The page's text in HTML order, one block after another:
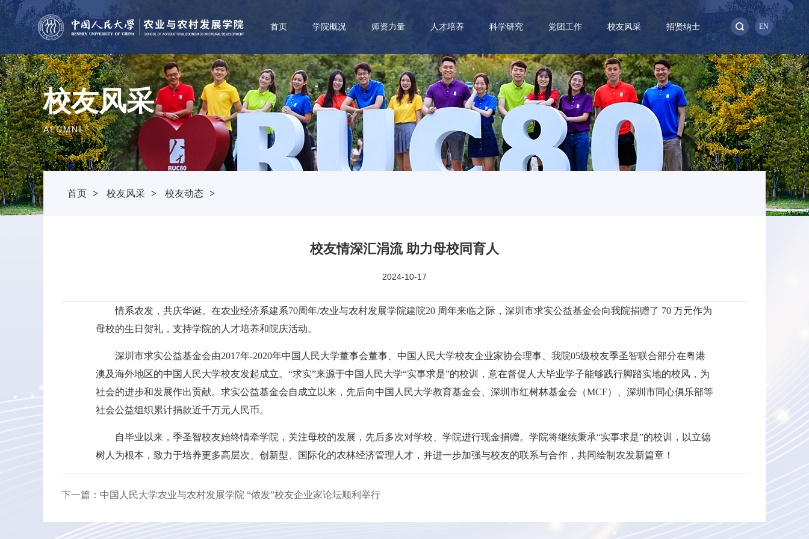
首页 学院概况 师资力量 人才培养 科学研究 党团工作 校友风采 招贤纳士 EN
校友风采
ALUMNI
首页 > 校友风采 > 校友动态 >
校友情深汇涓流 助力母校同育人
2024-10-17
情系农发，共庆华诞。在农业经济系建系70周年/农业与农村发展学院建院20 周年来临之际，深圳市求实公益基金会向我院捐赠了 70 万元作为
母校的生日贺礼，支持学院的人才培养和院庆活动。
深圳市求实公益基金会由2017年-2020年中国人民大学董事会董事、中国人民大学校友企业家协会理事、我院05级校友季圣智联合部分在粤港
澳及海外地区的中国人民大学校友发起成立。“求实”来源于中国人民大学“实事求是”的校训，意在督促人大毕业学子能够践行脚踏实地的校风，为
社会的进步和发展作出贡献。求实公益基金会自成立以来，先后向中国人民大学教育基金会、深圳市红树林基金会（MCF）、深圳市同心俱乐部等
社会公益组织累计捐款近千万元人民币。
自毕业以来，季圣智校友始终情牵学院，关注母校的发展，先后多次对学校、学院进行现金捐赠。学院将继续秉承“实事求是”的校训，以立德
树人为根本，致力于培养更多高层次、创新型、国际化的农林经济管理人才，并进一步加强与校友的联系与合作，共同绘制农发新篇章！
下一篇：中国人民大学农业与农村发展学院 “侬发”校友企业家论坛顺利举行